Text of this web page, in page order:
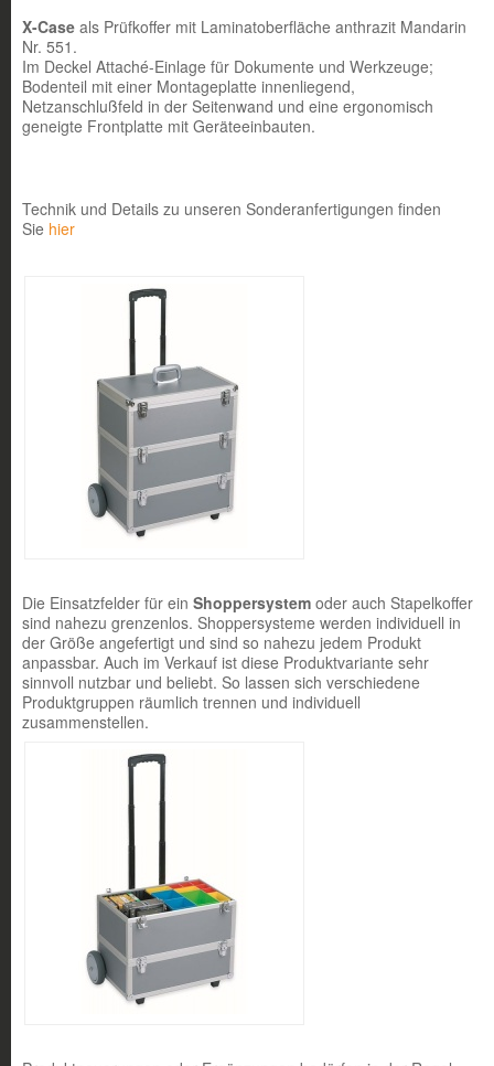
X-Case als Prüfkoffer mit Laminatoberfläche anthrazit Mandarin
Nr. 551.
Im Deckel Attaché-Einlage für Dokumente und Werkzeuge;
Bodenteil mit einer Montageplatte innenliegend,
Netzanschlußfeld in der Seitenwand und eine ergonomisch
geneigte Frontplatte mit Geräteeinbauten.
Technik und Details zu unseren Sonderanfertigungen finden
Sie hier
Die Einsatzfelder für ein Shoppersystem oder auch Stapelkoffer
sind nahezu grenzenlos. Shoppersysteme werden individuell in
der Größe angefertigt und sind so nahezu jedem Produkt
anpassbar. Auch im Verkauf ist diese Produktvariante sehr
sinnvoll nutzbar und beliebt. So lassen sich verschiedene
Produktgruppen räumlich trennen und individuell
zusammenstellen.